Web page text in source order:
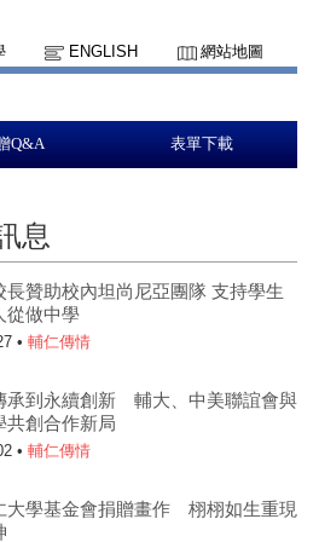
ENGLISH 網站地圖
Q&A 表單下載
息
長贊助校內坦尚尼亞團隊 支持學生
從做中學
• 輔仁傳情
承到永續創新 輔大、中美聯誼會與
共創合作新局
• 輔仁傳情
大學基金會捐贈畫作 栩栩如生重現